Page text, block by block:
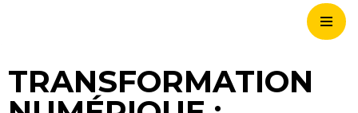
content
TRANSFORMATION